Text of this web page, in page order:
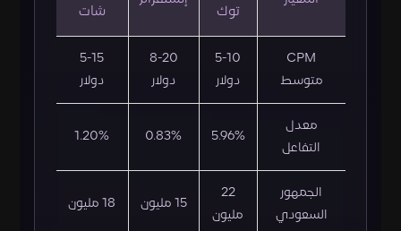
توك
شات
CPM
متوسط
5-10
دولار
8-20
دولار
5-15
دولار
معدل
التفاعل
5.96%
0.83%
1.20%
الجمهور
السعودي
22
مليون
15 مليون 18 مليون